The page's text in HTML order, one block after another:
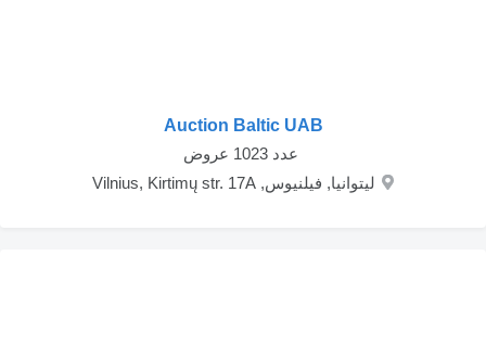
Auction Baltic UAB
‏ عدد 1023 عروض
ليتوانيا, فيلنيوس, Vilnius, Kirtimų str. 17A